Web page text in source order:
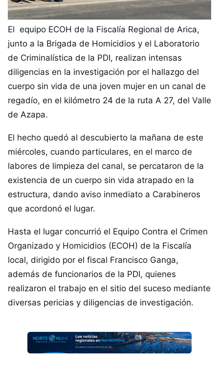
El equipo ECOH de la Fiscalía Regional de Arica,
junto a la Brigada de Homicidios y el Laboratorio
de Criminalística de la PDI, realizan intensas
diligencias en la investigación por el hallazgo del
cuerpo sin vida de una joven mujer en un canal de
regadío, en el kilómetro 24 de la ruta A 27, del Valle
de Azapa.
El hecho quedó al descubierto la mañana de este
miércoles, cuando particulares, en el marco de
labores de limpieza del canal, se percataron de la
existencia de un cuerpo sin vida atrapado en la
estructura, dando aviso inmediato a Carabineros
que acordonó el lugar.
Hasta el lugar concurrió el Equipo Contra el Crimen
Organizado y Homicidios (ECOH) de la Fiscalía
local, dirigido por el fiscal Francisco Ganga,
además de funcionarios de la PDI, quienes
realizaron el trabajo en el sitio del suceso mediante
diversas pericias y diligencias de investigación.